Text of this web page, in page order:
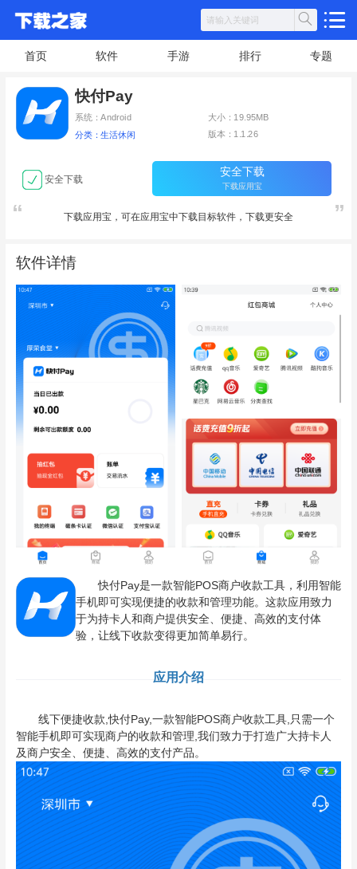
首页 软件 手游 排行 专题
快付Pay
系统：Android 大小：19.95MB
分类：生活休闲 版本：1.1.26
安全下载
安全下载
下载应用宝
下载应用宝，可在应用宝中下载目标软件，下载更安全
软件详情
快付Pay是一款智能POS商户收款工具，利用智能
手机即可实现便捷的收款和管理功能。这款应用致力
于为持卡人和商户提供安全、便捷、高效的支付体
验，让线下收款变得更加简单易行。
应用介绍
线下便捷收款,快付Pay,一款智能POS商户收款工具,只需一个
智能手机即可实现商户的收款和管理,我们致力于打造广大持卡人
及商户安全、便捷、高效的支付产品。